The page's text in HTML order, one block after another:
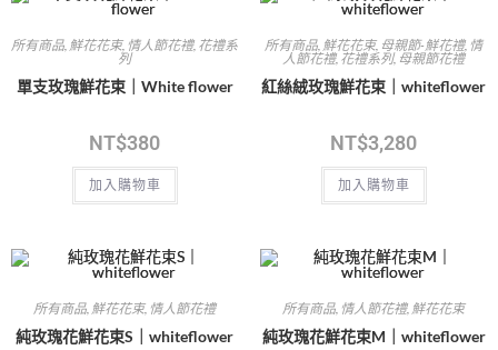
所有商品, 鮮花花束, 情人節花禮, 花禮系
列
單支玫瑰鮮花束｜White flower
NT$380
加入購物車
所有商品, 鮮花花束, 母親節-鮮花禮, 情
人節花禮, 花禮系列, 母親節花禮
紅絲絨玫瑰鮮花束｜whiteflower
NT$3,280
加入購物車
所有商品, 鮮花花束, 情人節花禮
純玫瑰花鮮花束S｜whiteflower
所有商品, 情人節花禮, 鮮花花束
純玫瑰花鮮花束M｜whiteflower